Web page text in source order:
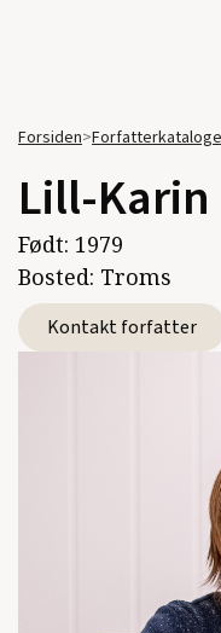
Forsiden>
Lill-Karin
Født: 1979
Bosted: Troms
Kontakt forfatter